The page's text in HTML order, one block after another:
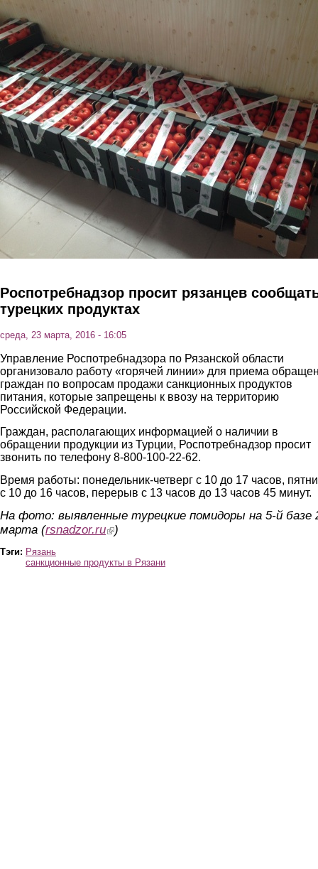
Роспотребнадзор просит рязанцев
турецких продуктах
среда, 23 марта, 2016 - 16:05
Управление Роспотребнадзора по Рязанской области
организовало работу «горячей линии» для приема
граждан по вопросам продажи санкционных продуктов
питания, которые запрещены к ввозу на территорию
Российской Федерации.
Граждан, располагающих информацией о наличии в
обращении продукции из Турции, Роспотребнадзор просит
звонить по телефону 8-800-100-22-62.
Время работы: понедельник-четверг с 10 до 17 часов,
с 10 до 16 часов, перерыв с 13 часов до 13 часов 45 минут.
На фото: выявленные турецкие помидоры на 5-й базе
марта (rsnadzor.ru(link is external)
)
Тэги: Рязань
санкционные продукты в Рязани